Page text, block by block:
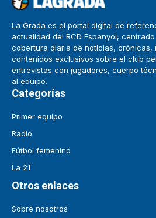
La Grada es el portal digital de
actualidad del RCD Espanyol,
cobertura diaria de noticias, crónicas,
contenidos exclusivos sobre el club
entrevistas con jugadores, cuerpo
al equipo.
Categorías
Primer equipo
Radio
Fútbol femenino
La 21
Otros enlaces
Sobre nosotros